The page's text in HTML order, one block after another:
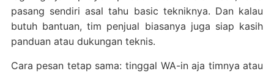
pasang sendiri asal tahu basic tekniknya. Dan kalau
butuh bantuan, tim penjual biasanya juga siap kasih
panduan atau dukungan teknis.
Cara pesan tetap sama: tinggal WA-in aja timnya atau